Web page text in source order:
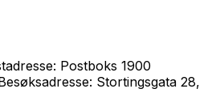
Postboks 1900
Stortingsgata 28,